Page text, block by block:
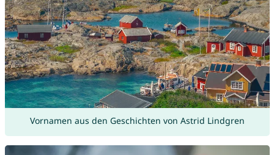
Vornamen aus den Geschichten von Astrid Lindgren